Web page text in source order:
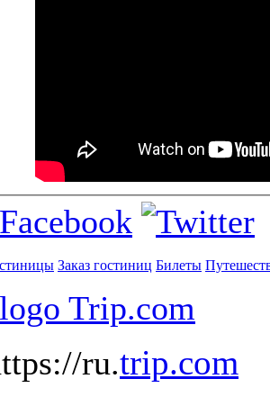
Заказ гостиниц Билеты
ru.trip.com